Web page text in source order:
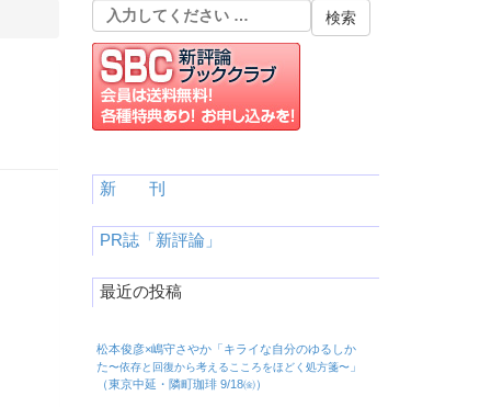
新 刊
PR誌「新評論」
最近の投稿
松本俊彦×嶋守さやか「キライな自分のゆるしか
た〜依存と回復から考えるこころをほどく処方箋〜」
（東京中延・隣町珈琲 9/18㈮）